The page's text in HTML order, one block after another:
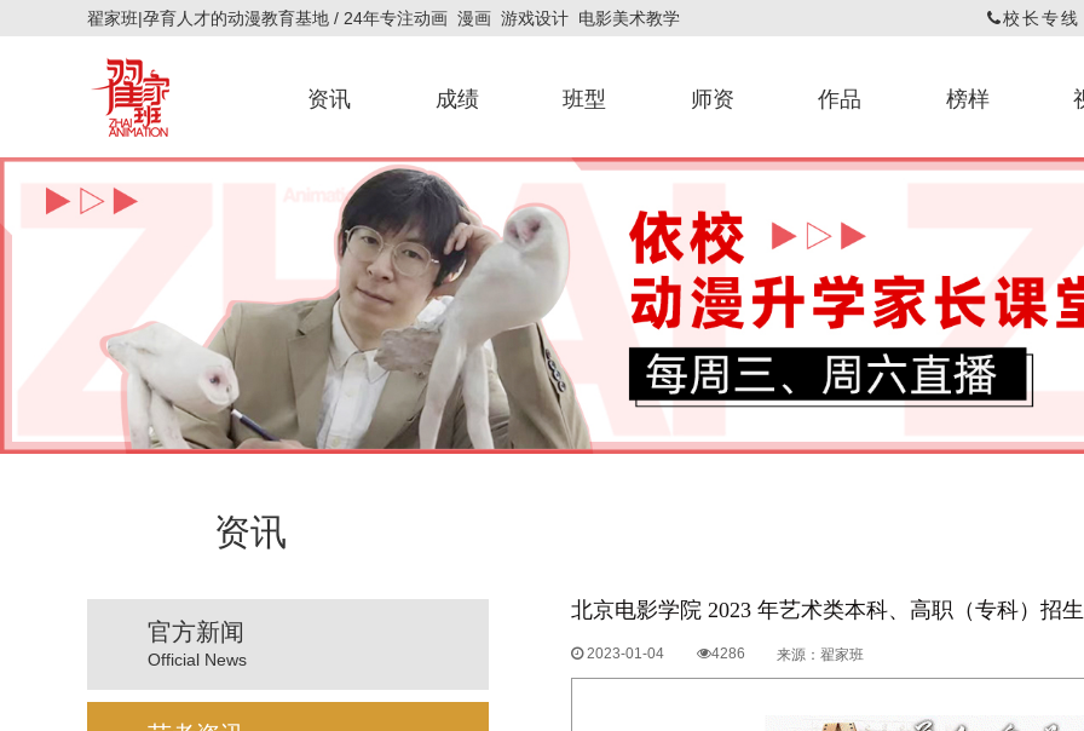
翟家班|孕育人才的动漫教育基地 / 24年专注动画 漫画 游戏设计 电影美术教学 校长专
资讯
官方新闻
艺考资讯
官方公告
招生简章
成绩
校考成绩
联考成绩
研究生成绩
班型 师资 作品 榜样
资讯
官方新闻
Official News
北京电影学院 2023 年艺术类本科、高职（专科）招
2023-01-04 4286 来源：翟家班